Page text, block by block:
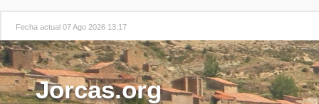
Fecha actual 07 Ago 2026 13:17
Jorcas.org